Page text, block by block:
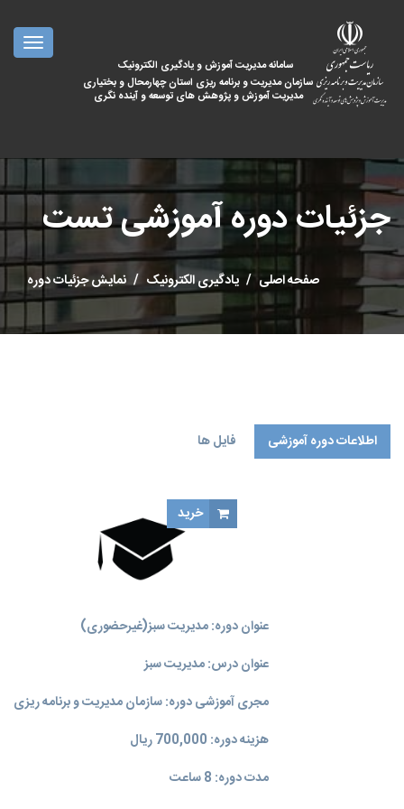
سامانه مدیریت آموزش و یادگیری الکترونیک
سازمان مدیریت و برنامه ریزی استان چهارمحال و بختیاری
مدیریت آموزش و پژوهش های توسعه و آینده نگری
جزئیات دوره آموزشی تست
صفحه اصلی یادگیری الکترونیک نمایش جزئیات دوره
اطلاعات دوره آموزشی فایل ها
عنوان دوره: مدیریت سبز(غیرحضوری)
عنوان درس: مدیریت سبز
مجری آموزشی دوره: سازمان مدیریت و برنامه‌ ریزی
هزینه دوره: 700,000 ریال
مدت دوره: 8 ساعت
خرید